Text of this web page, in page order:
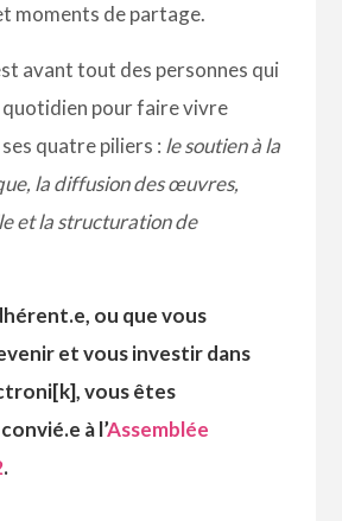
moments de partage.
avant tout des personnes qui
quotidien pour faire vivre
quatre piliers : le soutien à la
la diffusion des œuvres,
et la structuration de
ou que vous
et vous investir dans
vous êtes
à l’Assemblée
.